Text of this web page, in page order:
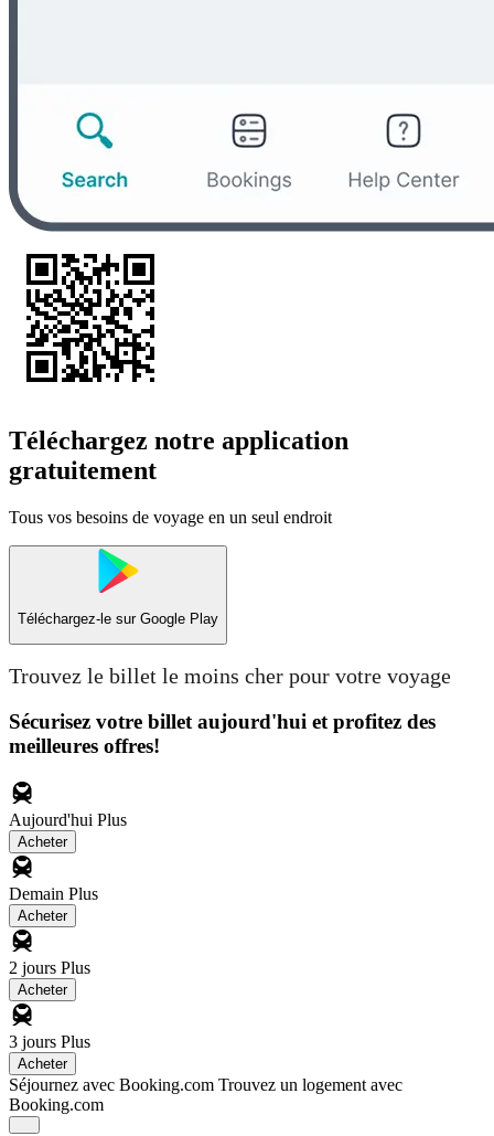
Téléchargez notre application
gratuitement
Tous vos besoins de voyage en un seul endroit
Téléchargez-le sur Google Play
Trouvez le billet le moins cher pour votre voyage
Sécurisez votre billet aujourd'hui et profitez des
meilleures offres!
Aujourd'hui Plus
Acheter
Demain Plus
Acheter
2 jours Plus
Acheter
3 jours Plus
Acheter
Séjournez avec Booking.com Trouvez un logement avec
Booking.com